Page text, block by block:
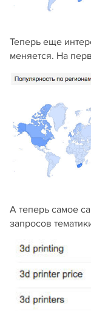
Теперь еще
меняется. На
А теперь самое
запросов